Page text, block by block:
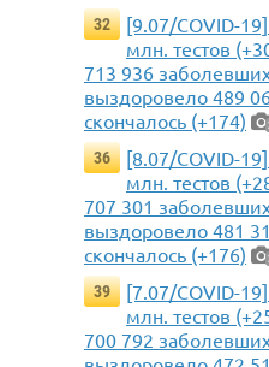
32
[9.07/COVID-
млн. тестов
713 936
выздоровело 489
скончалось (+174)
36
[8.07/COVID-
млн. тестов
707 301
выздоровело 481
скончалось (+176)
39
[7.07/COVID-
млн. тестов
700 792